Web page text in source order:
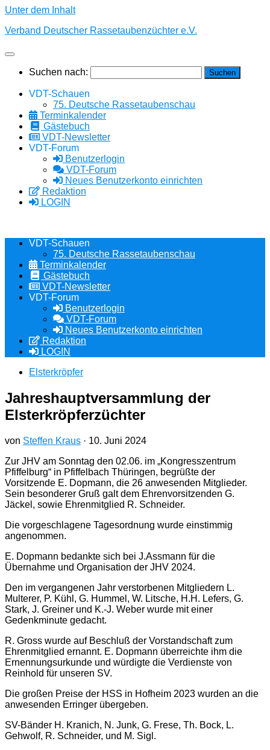
Unter dem Inhalt
Verband Deutscher Rassetaubenzüchter e.V.
Suchen nach:
VDT-Schauen
75. Deutsche Rassetaubenschau
Terminkalender
Gästebuch
VDT-Newsletter
VDT-Forum
Benutzerlogin
VDT-Forum
Neues Benutzerkonto einrichten
Redaktion
LOGIN
VDT-Schauen
75. Deutsche Rassetaubenschau
Terminkalender
Gästebuch
VDT-Newsletter
VDT-Forum
Benutzerlogin
VDT-Forum
Neues Benutzerkonto einrichten
Redaktion
LOGIN
Elsterkröpfer
Jahreshauptversammlung der
Elsterkröpferzüchter
von Steffen Kraus · 10. Juni 2024
Zur JHV am Sonntag den 02.06. im „Kongresszentrum
Pfiffelburg“ in Pfiffelbach Thüringen, begrüßte der
Vorsitzende E. Dopmann, die 26 anwesenden Mitglieder.
Sein besonderer Gruß galt dem Ehrenvorsitzenden G.
Jäckel, sowie Ehrenmitglied R. Schneider.
Die vorgeschlagene Tagesordnung wurde einstimmig
angenommen.
E. Dopmann bedankte sich bei J.Assmann für die
Übernahme und Organisation der JHV 2024.
Den im vergangenen Jahr verstorbenen Mitgliedern L.
Multerer, P. Kühl, G. Hummel, W. Litsche, H.H. Lefers, G.
Stark, J. Greiner und K.-J. Weber wurde mit einer
Gedenkminute gedacht.
R. Gross wurde auf Beschluß der Vorstandschaft zum
Ehrenmitglied ernannt. E. Dopmann überreichte ihm die
Ernennungsurkunde und würdigte die Verdienste von
Reinhold für unseren SV.
Die großen Preise der HSS in Hofheim 2023 wurden an die
anwesenden Erringer übergeben.
SV-Bänder H. Kranich, N. Junk, G. Frese, Th. Bock, L.
Gehwolf, R. Schneider, und M. Sigl.